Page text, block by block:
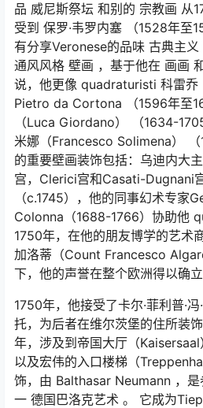
品 威尼斯祭坛 和别的 宗教画 从
受到 保罗·韦罗内塞 （1528年至
有分享Veronese的品味 古典主
通风风格 壁画 ，基于他在 画画
说，他更像 quadraturisti 科雷乔
Pietro da Cortona （1596年至
（Luca Giordano） （1634-
米娜（Francesco Solimena）
的重要壁画装饰包括：乌迪内大
宫，Clerici宫和Casati-Dugnani
（c.1745），他的同事幻术专家
Colonna（1688-1766）协助他
1750年，在他的朋友博学的艺术
加洛蒂（Count Francesco
下，他的声誉在整个欧洲得以确立
1750年，他接受了卡尔·菲利普·
托，为后者在维尔茨堡的住所装
年，涉及到帝国大厅（Kaisersaal
以及宏伟的入口楼梯（
饰，由 Balthasar Neumann ，
一 德国巴洛克艺术 。 它成为